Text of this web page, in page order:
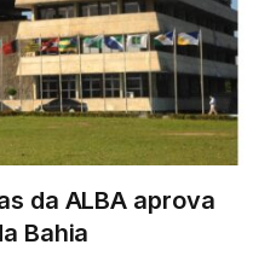
da ALBA aprova
Bahia